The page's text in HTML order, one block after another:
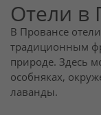
Отели в
В Провансе
традиционным
природе. Здесь
особняках,
лаванды.